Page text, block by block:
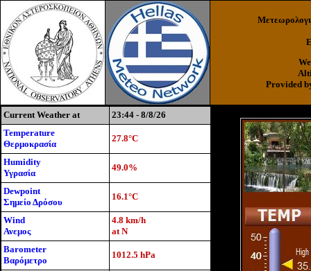
Provided
Current Weather at
23:44 - 8/8/26
Temperature
Θερμοκρασία
27.8°C
Humidity
Υγρασία
49.0%
Dewpoint
Σημείο Δρόσου
16.1°C
Wind
Ανεμος
4.8 km/h
at N
Barometer
Βαρόμετρο
1012.5 hPa